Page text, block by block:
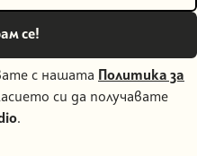
с нашата Политика за
си да получавате
.